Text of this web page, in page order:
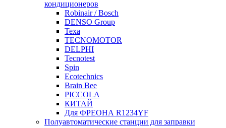
кондиционеров
Robinair / Bosch
DENSO Group
Texa
TECNOMOTOR
DELPHI
Tecnotest
Spin
Ecotechnics
Brain Bee
PICCOLA
КИТАЙ
Для ФРЕОНА R1234YF
Полуавтоматические станции для заправки